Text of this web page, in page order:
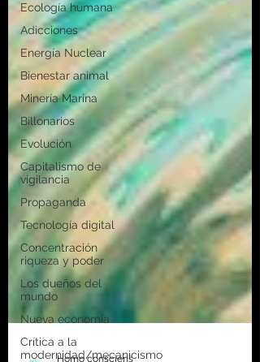
Ecología humana
Adicciones
Energía Nuclear
Bienestar animal
Minería Marina
Billonarios
Evolución
Capitalismo de
vigilancia
Propaganda
Tecnología digital
Concentración
riqueza y poder
Los dueños del
mundo
Nueva economía
Crítica a la
modernidad/mecanicismo